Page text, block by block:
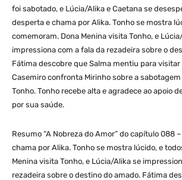
foi sabotado, e Lúcia/Alika e Caetana se
desperta e chama por Alika. Tonho se mostra
comemoram. Dona Menina visita Tonho, e
impressiona com a fala da rezadeira sobre o
Fátima descobre que Salma mentiu para
Casemiro confronta Mirinho sobre a
Tonho. Tonho recebe alta e agradece ao apoio
por sua saúde.
Resumo “A Nobreza do Amor” do capítulo 088
chama por Alika. Tonho se mostra lúcido, e
Menina visita Tonho, e Lúcia/Alika se
rezadeira sobre o destino do amado. Fátima